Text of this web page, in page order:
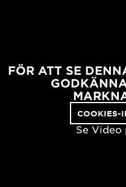
FÖR ATT SE
COOKIES-
Se Video